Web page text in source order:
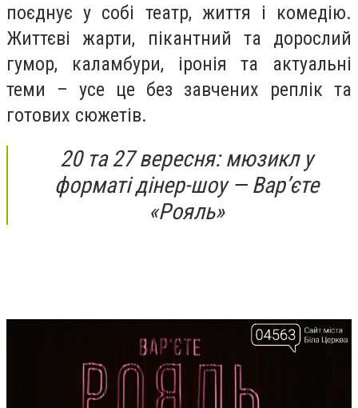
поєднує у собі театр, життя і комедію.
Життєві жарти, пікантний та дорослий
гумор, каламбури, іронія та актуальні
теми – усе це без завчених реплік та
готових сюжетів.
20 та 27 вересня: мюзикл у
форматі дінер-шоу — Вар’єте
«Рояль»